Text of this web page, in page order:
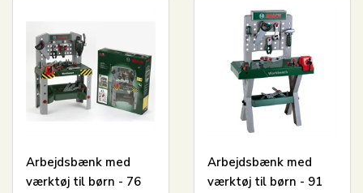
Arbejdsbænk med
værktøj til børn - 76
Arbejdsbænk med
værktøj til børn - 91